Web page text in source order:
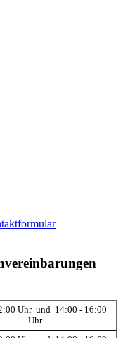
Uhr und 14:00 - 16:00
Uhr